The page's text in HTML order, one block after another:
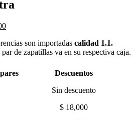
Current
is:
$ 200.000.
son importadas calidad 1.1.
de zapatillas va en su respectiva caja.
Descuentos
Sin descuento
$ 18,000